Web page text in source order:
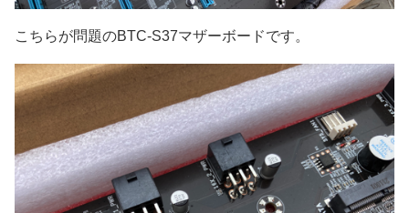
こちらが問題のBTC-S37マザーボードです。